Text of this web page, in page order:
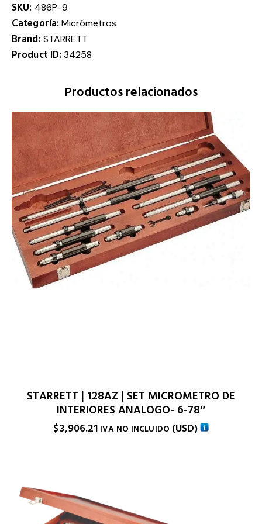
SKU: 486P-9
Categoría:Micrómetros
Brand: STARRETT
Product ID:34258
Productos relacionados
STARRETT | 128AZ | SET MICROMETRO DE
INTERIORES ANALOGO- 6-78″
$3,906.21 IVA NO INCLUIDO (USD)